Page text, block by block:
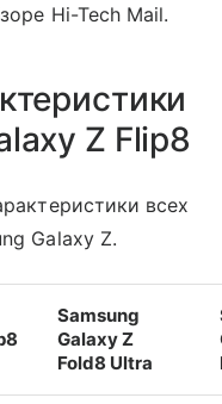
Hi-Tech Mail.
Z Flip8
всех
Galaxy Z.
Samsung
Galaxy Z
Fold8 Ultra